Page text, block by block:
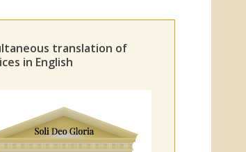
translation of
in English